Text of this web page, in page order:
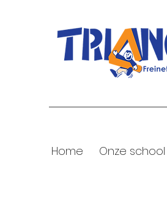
Home Onze school